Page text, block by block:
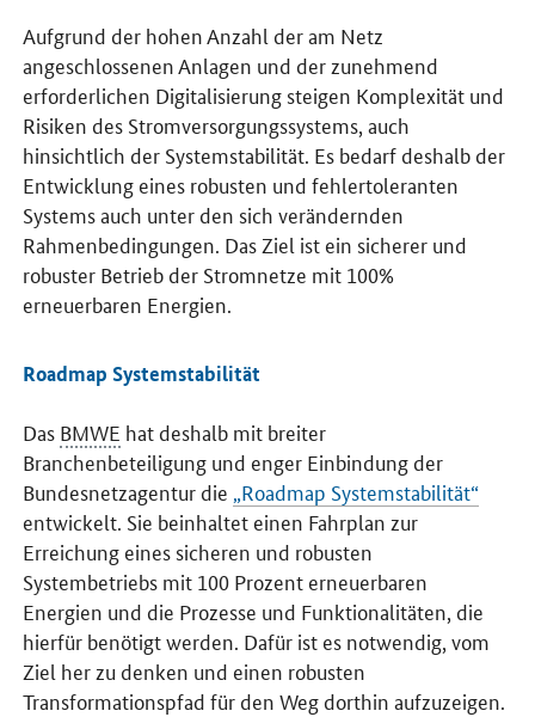
Aufgrund der hohen Anzahl der am Netz
angeschlossenen Anlagen und der zunehmend
erforderlichen Digitalisierung steigen Komplexität und
Risiken des Stromversorgungssystems, auch
hinsichtlich der Systemstabilität. Es bedarf deshalb der
Entwicklung eines robusten und fehlertoleranten
Systems auch unter den sich verändernden
Rahmenbedingungen. Das Ziel ist ein sicherer und
robuster Betrieb der Stromnetze mit 100%
erneuerbaren Energien.
Roadmap Systemstabilität
Das BMWE hat deshalb mit breiter
Branchenbeteiligung und enger Einbindung der
Bundesnetzagentur die „Roadmap Systemstabilität“
entwickelt. Sie beinhaltet einen Fahrplan zur
Erreichung eines sicheren und robusten
Systembetriebs mit 100 Prozent erneuerbaren
Energien und die Prozesse und Funktionalitäten, die
hierfür benötigt werden. Dafür ist es notwendig, vom
Ziel her zu denken und einen robusten
Transformationspfad für den Weg dorthin aufzuzeigen.